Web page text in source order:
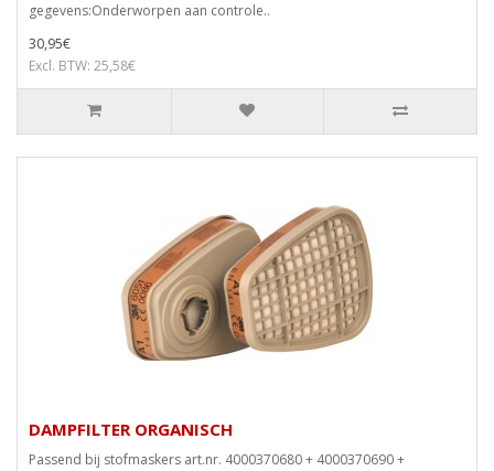
gegevens:Onderworpen aan controle..
30,95€
Excl. BTW: 25,58€
DAMPFILTER ORGANISCH
Passend bij stofmaskers art.nr. 4000370680 + 4000370690 +